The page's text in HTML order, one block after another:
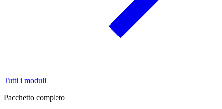
Tutti i moduli
Pacchetto completo